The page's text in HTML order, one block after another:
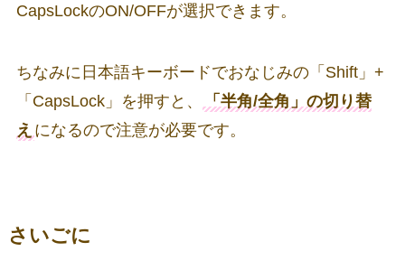
CapsLockのON/OFFが選択できます。
ちなみに日本語キーボードでおなじみの「Shift」+
「CapsLock」を押すと、
「半角/全角」の切り替
え になるので注意が必要です。
さいごに